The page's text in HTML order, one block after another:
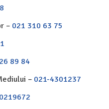
– 021 310 63 75
89 84
– 021-4301237
0219672